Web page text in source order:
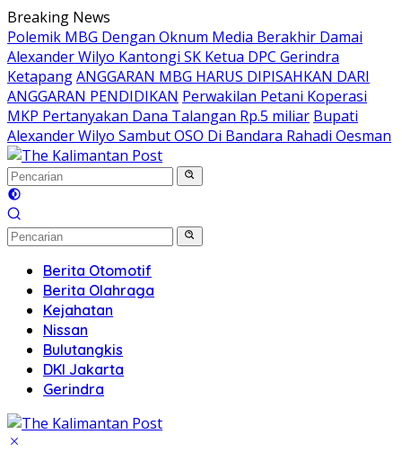
Langsung
ke
konten
Breaking News
Polemik MBG Dengan Oknum Media Berakhir Damai
Alexander Wilyo Kantongi SK Ketua DPC Gerindra
KetapangANGGARAN MBG HARUS DIPISAHKAN DARI
ANGGARAN PENDIDIKAN Perwakilan Petani Koperasi
MKP Pertanyakan Dana Talangan Rp.5 miliar Bupati
Alexander Wilyo Sambut OSO Di Bandara Rahadi Oesman
Berita Otomotif
Berita Olahraga
Kejahatan
Nissan
Bulutangkis
DKI Jakarta
Gerindra